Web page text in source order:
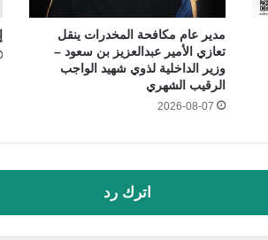
مدير عام مكافحة المخدرات ينقل
تعازي الأمير عبدالعزيز بن سعود –
وزير الداخلية لذوي شهيد الواجب
الرقيب الشهري
2026-08-07
اترك رد